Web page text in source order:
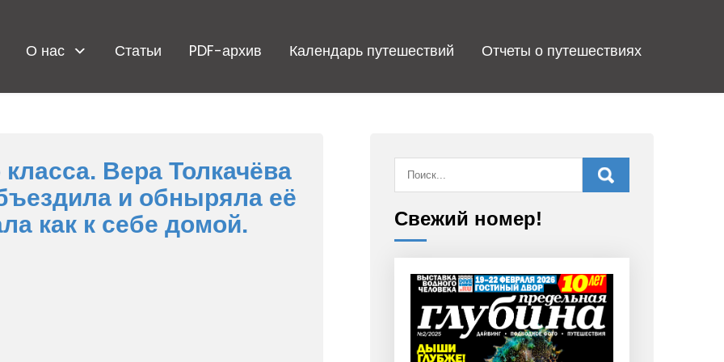
О нас Статьи PDF-архив Календарь путешествий Отчеты о путешествиях
Вера Толкачёва
и обныряла её
как к себе домой.
Свежий номер!